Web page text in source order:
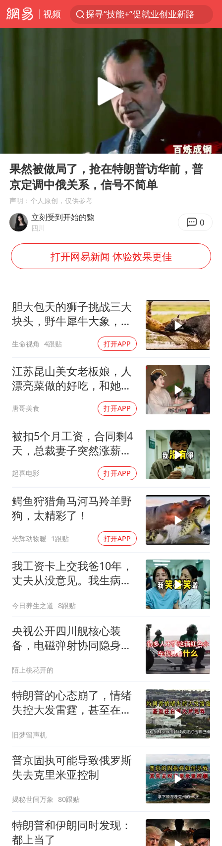
视频
探寻“技能+”促就业创业新路
台风白海豚可能在浙江登陆
38岁山东财大教授刘海明逝世
因凡蒂诺首次公开道歉
《Monica》填词人黎彼得去世
FIFA官方支持因凡蒂诺
人贩子“梅姨”真实姓名曝光
如何把百年大党建设得更加坚强有力
“银行午休1.5小时”留个窗口行不行
41岁女子为鼓励女儿考上985研究生
总书记关心百姓身边这些民生大事
Play
10:15
果然被做局了，抢在特朗普访华前，普
京定调中俄关系，信号不简单
声明：个人原创，仅供参考
立刻受到开始的覅
四川 0
打开网易新闻 体验效果更佳
胆大包天的狮子挑战三大
块头，野牛犀牛大象，草
生命视角 4跟贴 打开APP
江苏昆山美女老板娘，人
漂亮菜做的好吃，和她小
唐哥美食 打开APP
被扣5个月工资，合同剩4
天，总裁妻子突然涨薪续
签，我递辞呈她慌了
起喜电影 打开APP
鳄鱼狩猎角马河马羚羊野
狗，太精彩了！
光辉动物暖 1跟贴 打开APP
我工资卡上交我爸10年，
丈夫从没意见。我生病住
今日养生之道 8跟贴
央视公开四川舰核心装
备，电磁弹射协同隐身无
陌上桃花开的
特朗普的心态崩了，情绪
失控大发雷霆，甚至在白
旧梦留声机
普京固执可能导致俄罗斯
失去克里米亚控制
揭秘世间万象 80跟贴
特朗普和伊朗同时发现：
都上当了